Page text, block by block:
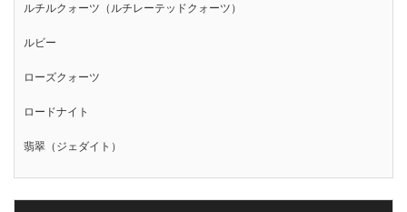
ルチルクォーツ（ルチレーテッドクォーツ）
ルビー
ローズクォーツ
ロードナイト
翡翠（ジェダイト）